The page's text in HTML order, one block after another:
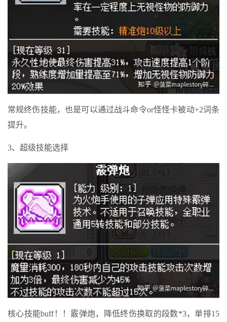
常规终伤技能，也是可以通过战斗命令or怪怪卡被动+2词条
提升。
3、超级技能选择
核心技能buff！！霰弹炮，降低终伤换取的段数*3，单排15